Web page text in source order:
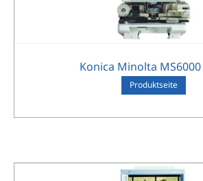
Konica Minolta
Pro­dukt­sei­te